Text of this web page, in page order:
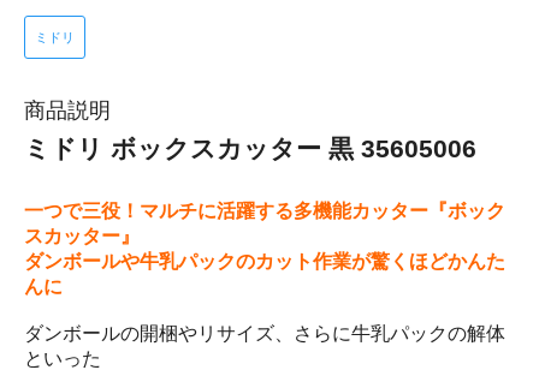
ミドリ
商品説明
ミドリ ボックスカッター 黒 35605006
一つで三役！マルチに活躍する多機能カッター『ボック
スカッター』
ダンボールや牛乳パックのカット作業が驚くほどかんた
んに
ダンボールの開梱やリサイズ、さらに牛乳パックの解体
といった